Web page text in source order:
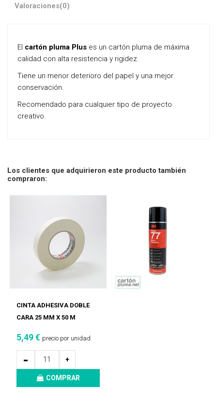
Valoraciones(0)
El cartón pluma Plus es un cartón pluma de máxima
calidad con alta resistencia y rigidez.
Tiene un menor deterioro del papel y una mejor
conservación.
Recomendado para cualquier tipo de proyecto
creativo.
Los clientes que adquirieron este producto también
compraron:
CINTA ADHESIVA DOBLE
CARA 25 MM X 50 M
5,49 € precio por unidad
+
-
COMPRAR